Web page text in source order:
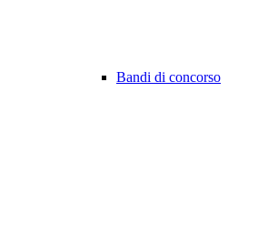
Bandi di concorso